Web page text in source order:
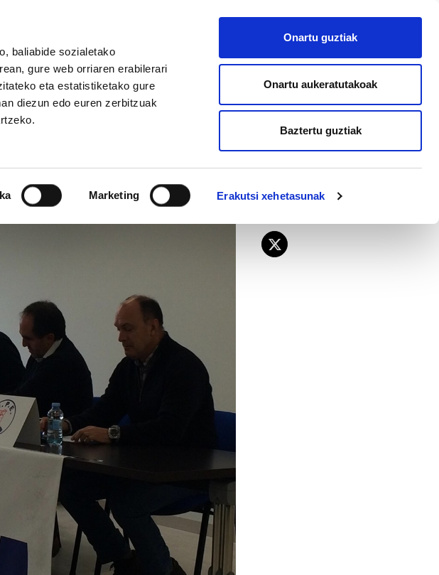
baliabide sozialetako
gure web orriaren erabilerari
eta estatistiketako gure
diezun edo euren zerbitzuak
Marketing Erakutsi xehetasunak
Onartu guztiak
Onartu aukeratutakoak
Baztertu guztiak
AFILIATU
sindikatuek